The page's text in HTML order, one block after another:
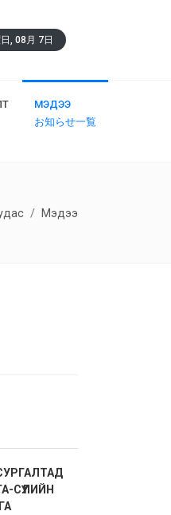
, 08月 7日
МЭДЭЭ
お知らせ一覧
Мэдээ
СҮҮЛИЙН